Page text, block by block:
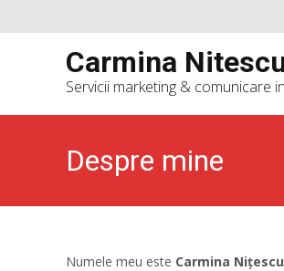
Carmina
Servicii marketing & comunicare
Despre mine
Numele meu este Carmina Nițescu